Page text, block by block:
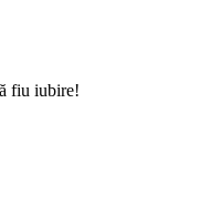
fiu iubire!